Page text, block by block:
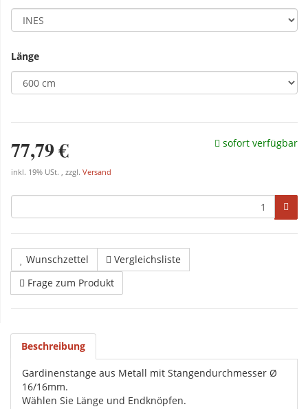
Länge
77,79 €
inkl. 19% USt. , zzgl. Versand
sofort verfügbar
Wunschzettel
Vergleichsliste
Frage zum Produkt
Beschreibung
Gardinenstange aus Metall mit Stangendurchmesser Ø
16/16mm.
Wählen Sie Länge und Endknöpfen.